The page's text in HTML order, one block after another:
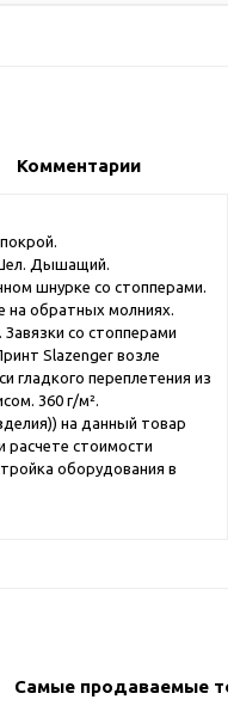
Комментарии
Дышащий.
шнурке со стопперами.
на обратных молниях.
со стопперами
Slazenger возле
гладкого переплетения из
360 г/м².
на данный товар
расчете стоимости
оборудования в
Самые продаваемые